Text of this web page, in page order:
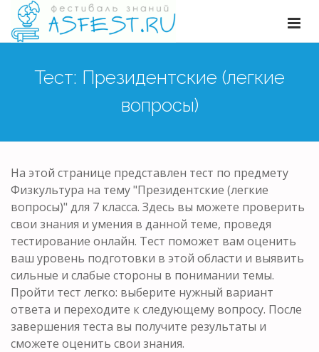
Тест: Президентские (легкие
вопросы)
На этой странице представлен тест по предмету
Физкультура на тему "Президентские (легкие
вопросы)" для 7 класса. Здесь вы можете проверить
свои знания и умения в данной теме, проведя
тестирование онлайн. Тест поможет вам оценить
ваш уровень подготовки в этой области и выявить
сильные и слабые стороны в понимании темы.
Пройти тест легко: выберите нужный вариант
ответа и переходите к следующему вопросу. После
завершения теста вы получите результаты и
сможете оценить свои знания.